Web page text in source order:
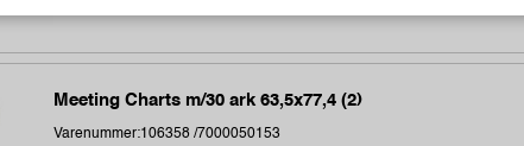
Meeting Charts m/30 ark 63,5x77,4 (2)
Varenummer:106358 /7000050153